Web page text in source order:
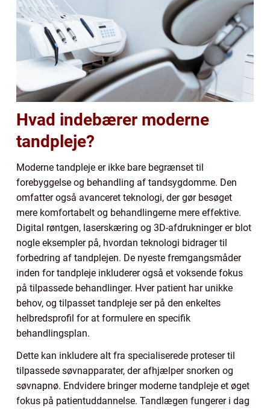
Hvad indebærer moderne
tandpleje?
Moderne tandpleje er ikke bare begrænset til
forebyggelse og behandling af tandsygdomme. Den
omfatter også avanceret teknologi, der gør besøget
mere komfortabelt og behandlingerne mere effektive.
Digital røntgen, laserskæring og 3D-afdrukninger er blot
nogle eksempler på, hvordan teknologi bidrager til
forbedring af tandplejen. De nyeste fremgangsmåder
inden for tandpleje inkluderer også et voksende fokus
på tilpassede behandlinger. Hver patient har unikke
behov, og tilpasset tandpleje ser på den enkeltes
helbredsprofil for at formulere en specifik
behandlingsplan.
Dette kan inkludere alt fra specialiserede proteser til
tilpassede søvnapparater, der afhjælper snorken og
søvnapnø. Endvidere bringer moderne tandpleje et øget
fokus på patientuddannelse. Tandlægen fungerer i dag